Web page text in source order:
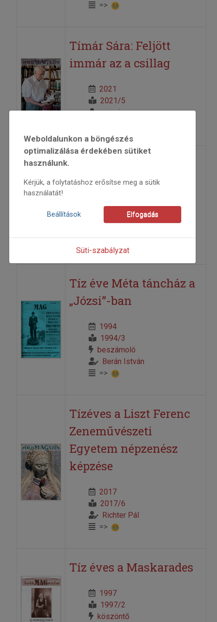
=>
Tímár Sára: Feljött
immár az a csillag
2021
2021/5
anonim
Tímár Viktor ismét
Budapesten!
2000
2000/1
Tíz éve Méta táncház a
„Józsi”-ban
1994
1994/3
beszámoló
Berán István
=>
Tízéves a Liszt Ferenc
Zeneművészeti
Egyetem népzenész
képzése
2017
2017/6
Richter Pál
=>
Tíz éves a Maskarades
1997
1997/2
köszöntő
Weboldalunkon a böngészés
optimalizálása érdekében sütiket
használunk.
Kérjük, a folytatáshoz erősítse meg a sütik
használatát!
Beállítások Elfogadás
Süti-szabályzat